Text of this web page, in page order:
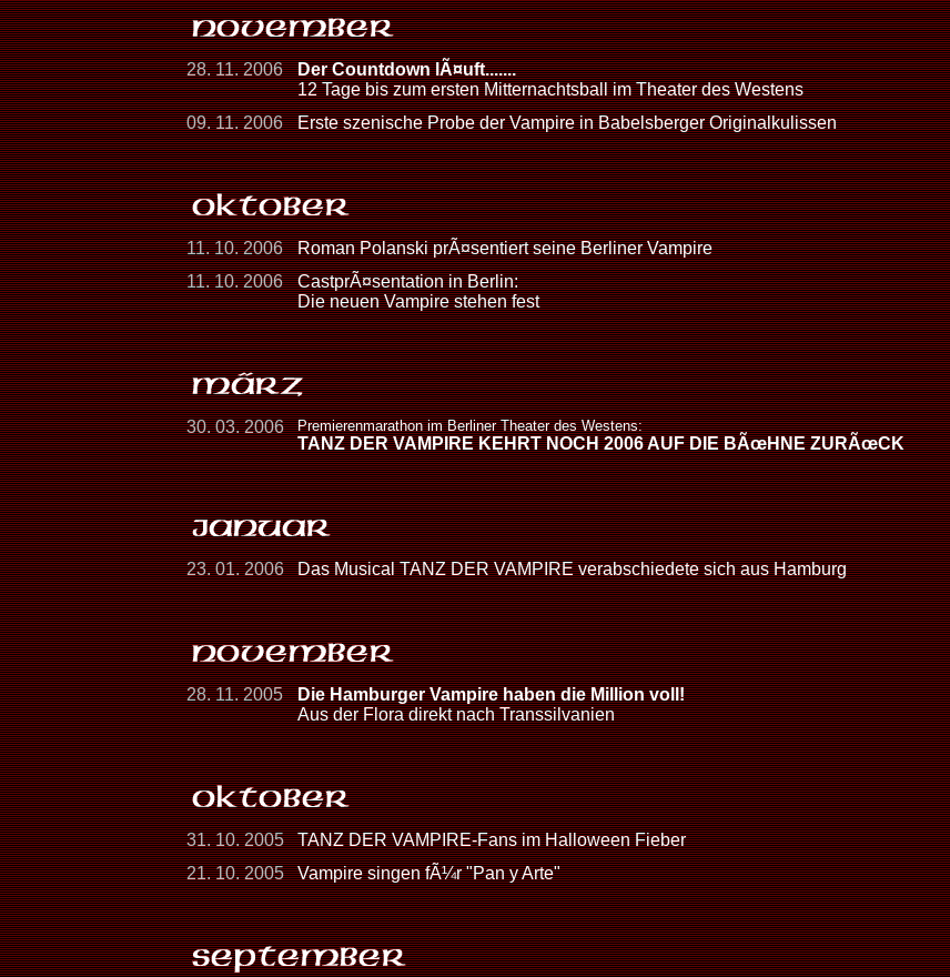
28. 11. 2006
Der Countdown lÃ¤uft.......
12 Tage bis zum ersten Mitternachtsball im Theater des Westens
09. 11. 2006
Erste szenische Probe der Vampire in Babelsberger Originalkulissen
11. 10. 2006
Roman Polanski prÃ¤sentiert seine Berliner Vampire
11. 10. 2006
CastprÃ¤sentation in Berlin:
Die neuen Vampire stehen fest
30. 03. 2006 Premierenmarathon im Berliner Theater des Westens:
TANZ DER VAMPIRE KEHRT NOCH 2006 AUF DIE BÃœHNE ZURÃœCK
23. 01. 2006 Das Musical TANZ DER VAMPIRE verabschiedete sich aus Hamburg
28. 11. 2005
Die Hamburger Vampire haben die Million voll!
Aus der Flora direkt nach Transsilvanien
31. 10. 2005
TANZ DER VAMPIRE-Fans im Halloween Fieber
21. 10. 2005
Vampire singen fÃ¼r "Pan y Arte"